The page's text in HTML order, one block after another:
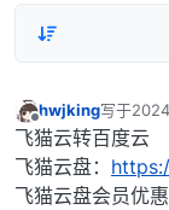
离线
hwjking写于
最后由
飞猫云转百度云
飞猫云盘：
飞猫云盘会员优